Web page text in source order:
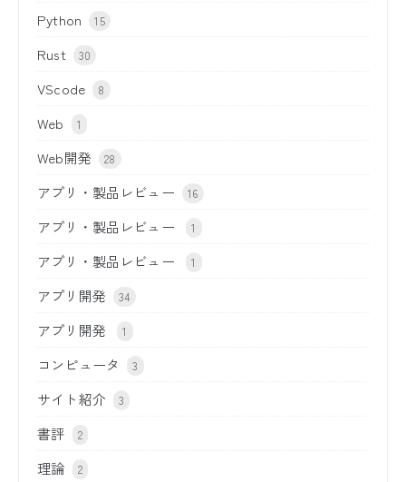
Python 15
Rust 30
VScode 8
Web 1
Web開発 28
アプリ・製品レビュー 16
アプリ・製品レビュー 1
アプリ・製品レビュー 1
アプリ開発 34
アプリ開発 1
コンピュータ 3
サイト紹介 3
書評 2
理論 2